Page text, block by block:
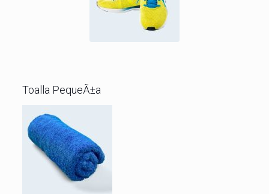
Toalla PequeÃ±a